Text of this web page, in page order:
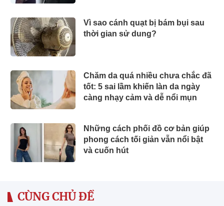
Vì sao cánh quạt bị bám bụi sau
thời gian sử dung?
Chăm da quá nhiều chưa chắc đã
tốt: 5 sai lầm khiến làn da ngày
càng nhạy cảm và dễ nổi mụn
Những cách phối đồ cơ bản giúp
phong cách tối giản vẫn nổi bật
và cuốn hút
CÙNG CHỦ ĐỀ